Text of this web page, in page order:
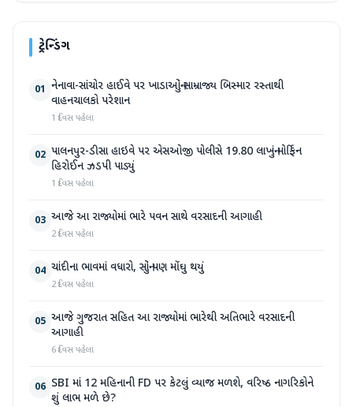
ટ્રેન્ડિંગ
01 નેનાવા-સાંચોર હાઈવે પર ખાડાઓનું સામ્રાજ્ય બિસ્માર રસ્તાથી
વાહનચાલકો પરેશાન
1 દિવસ પહેલા
02 પાલનપુર-ડીસા હાઇવે પર એસઓજી પોલીસે 19.80 લાખનું મોર્ફિન
હિરોઈન ઝડપી પાડ્યું
1 દિવસ પહેલા
03 આજે આ રાજ્યોમાં ભારે પવન સાથે વરસાદની આગાહી
2 દિવસ પહેલા
04 ચાંદીના ભાવમાં વધારો, સોનું પણ મોંઘુ થયું
2 દિવસ પહેલા
05 આજે ગુજરાત સહિત આ રાજ્યોમાં ભારેથી અતિભારે વરસાદની
આગાહી
6 દિવસ પહેલા
06 SBI માં 12 મહિનાની FD પર કેટલું વ્યાજ મળશે, વરિષ્ઠ નાગરિકોને
શું લાભ મળે છે?